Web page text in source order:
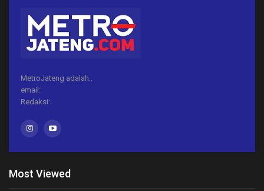
MetroJateng adalah..
email:
Redaksi:
Most Viewed